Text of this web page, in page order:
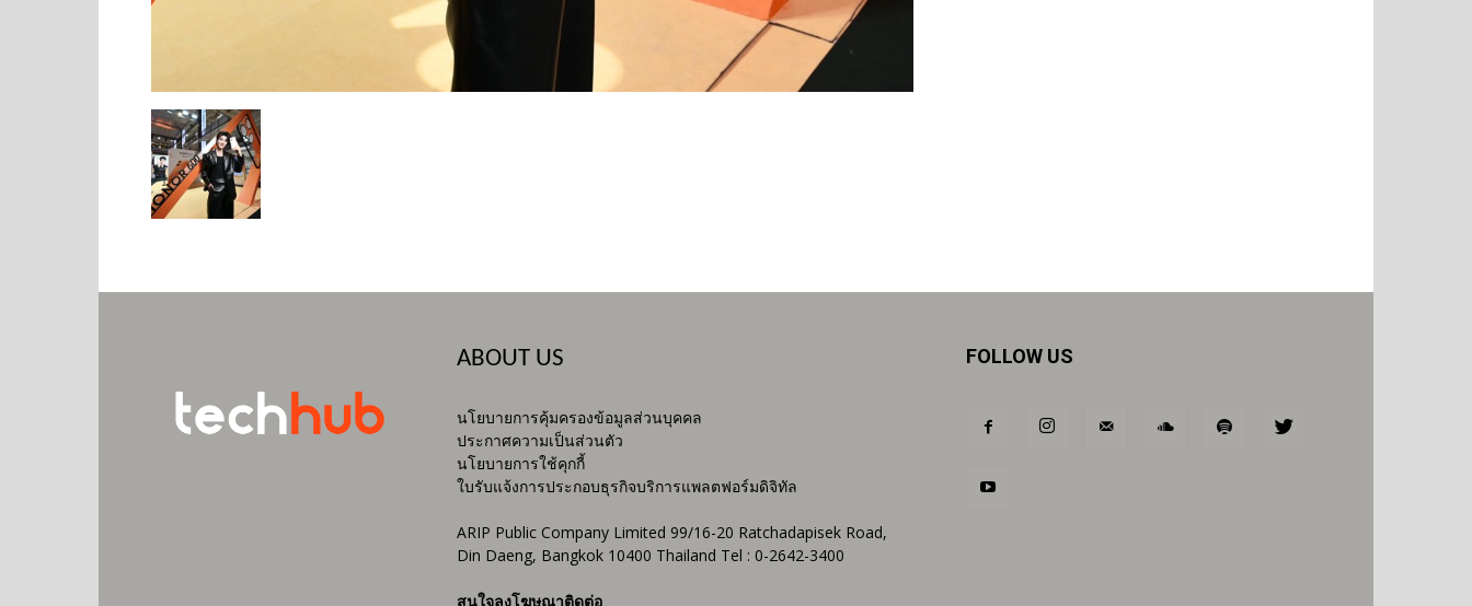
ABOUT US
นโยบายการคุ้มครองข้อมูลส่วนบุคคล
ประกาศความเป็นส่วนตัว
นโยบายการใช้คุกกี้
ใบรับแจ้งการประกอบธุรกิจบริการแพลตฟอร์มดิจิทัล
ARIP Public Company Limited 99/16-20 Ratchadapisek Road,
Din Daeng, Bangkok 10400 Thailand Tel : 0-2642-3400
สนใจลงโฆษณาติดต่อ
FOLLOW US